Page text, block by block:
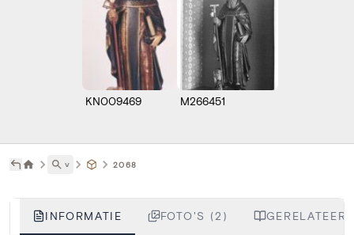
KN009469 M266451
˅ 2068
INFORMATIE FOTO'S (2)